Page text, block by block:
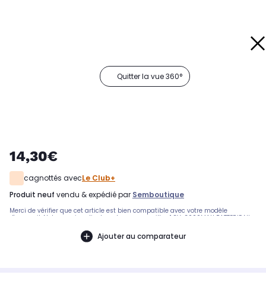
Quitter la vue 360°
14,30€
cagnottés avecLe Club+
produit neuf vendu & expédié par Semboutique
Merci de vérifier que cet article est bien compatible avec votre modèle
d'appareil. Notre service client peut vous conseiller. 1,2V-3000MAH BATTERIE NI-
: DIVERS MARQUES.Compatible avec les modèles suivants : ROWENTA: AC03LUX:
DC10 - 909043401ELECTROLUX: DC8 - 9090402HC432, V4810G, HP1312PHILIPS:
Ajouter au comparateur